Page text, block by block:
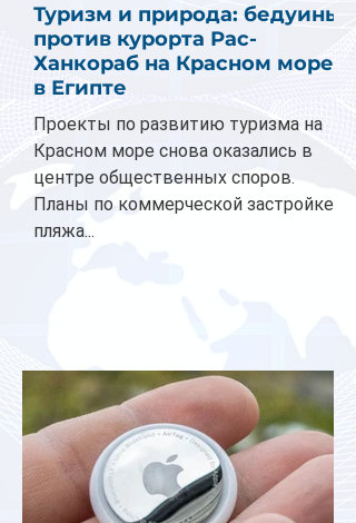
Туризм и природа: бедуины
против курорта Рас-
Ханкораб на Красном море
в Египте
Проекты по развитию туризма на
Красном море снова оказались в
центре общественных споров.
Планы по коммерческой застройке
пляжа...